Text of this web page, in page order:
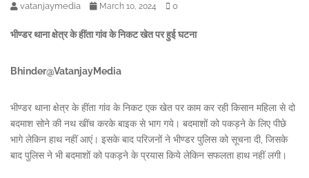
vatanjaymedia March 10, 2024 0
भीण्डर थाना क्षेत्र के हींता गांव के निकट खेत पर हुई घटना
Bhinder@VatanjayMedia
भीण्डर थाना क्षेत्र के हींता गांव के निकट एक खेत पर काम कर रही किसान महिला से दो
बदमाश सोने की नथ खींच करके बाइक से भाग गये। बदमाशों को पकड़ने के लिए पीछे
भागे लेकिन हाथ नहीं आएं। इसके बाद परिजनों ने भीण्डर पुलिस को सूचना दी, जिसके
बाद पुलिस ने भी बदमाशों को पकड़ने के प्रयास किये लेकिन सफलता हाथ नहीं लगी।